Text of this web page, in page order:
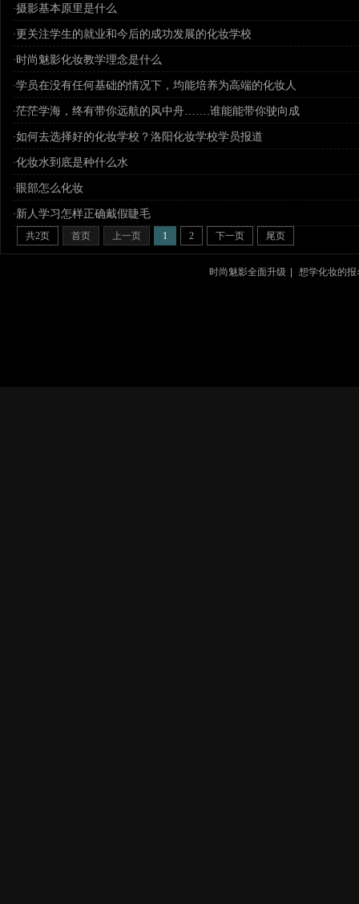
共2页 首页 上一页 1 2 下一页 尾页
·摄影基本原里是什么
·更关注学生的就业和今后的成功发展的化妆学校
·时尚魅影化妆教学理念是什么
·学员在没有任何基础的情况下，均能培养为高端的化妆人
·茫茫学海，终有带你远航的风中舟…….谁能能带你驶向成
·如何去选择好的化妆学校？洛阳化妆学校学员报道
·化妆水到底是种什么水
·眼部怎么化妆
·新人学习怎样正确戴假睫毛
时尚魅影全面升级 想学化妆的报